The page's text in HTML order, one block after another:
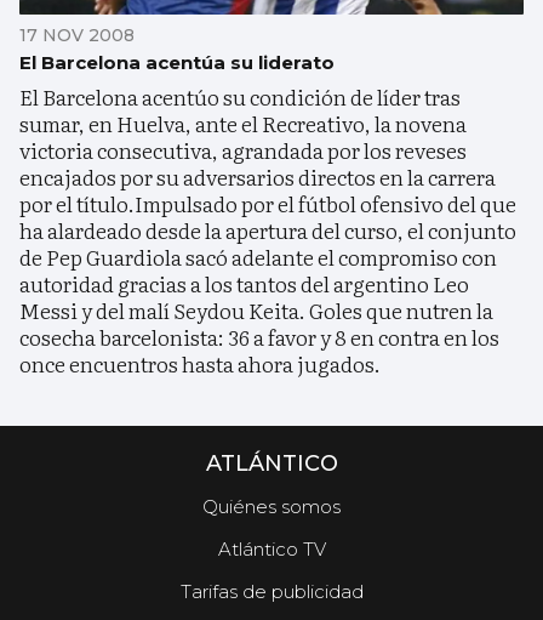
17 NOV 2008
El Barcelona acentúa su liderato
El Barcelona acentúo su condición de líder tras
sumar, en Huelva, ante el Recreativo, la novena
victoria consecutiva, agrandada por los reveses
encajados por su adversarios directos en la carrera
por el título.Impulsado por el fútbol ofensivo del que
ha alardeado desde la apertura del curso, el conjunto
de Pep Guardiola sacó adelante el compromiso con
autoridad gracias a los tantos del argentino Leo
Messi y del malí Seydou Keita. Goles que nutren la
cosecha barcelonista: 36 a favor y 8 en contra en los
once encuentros hasta ahora jugados.
ATLÁNTICO
Quiénes somos
Atlántico TV
Tarifas de publicidad